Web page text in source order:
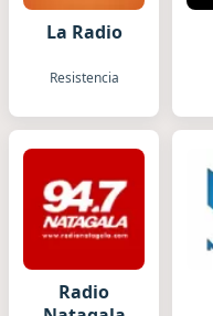
La Radio
Resistencia
Radio